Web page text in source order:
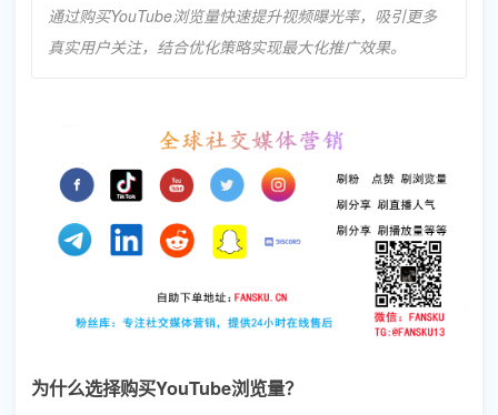
通过购买YouTube浏览量快速提升视频曝光率，吸引更多
真实用户关注，结合优化策略实现最大化推广效果。
为什么选择购买YouTube浏览量？